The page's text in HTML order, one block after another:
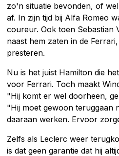
zo'n situatie bevonden, of
af. In zijn tijd bij Alfa Romeo
coureur. Ook toen Sebastian
naast hem zaten in de
presteren.
Nu is het juist Hamilton die
voor Ferrari. Toch maakt
"Hij komt er wel doorheen,
"Hij moet gewoon teruggaan
daaraan werken. Ervoor
Zelfs als Leclerc weer
is dat geen garantie dat hij